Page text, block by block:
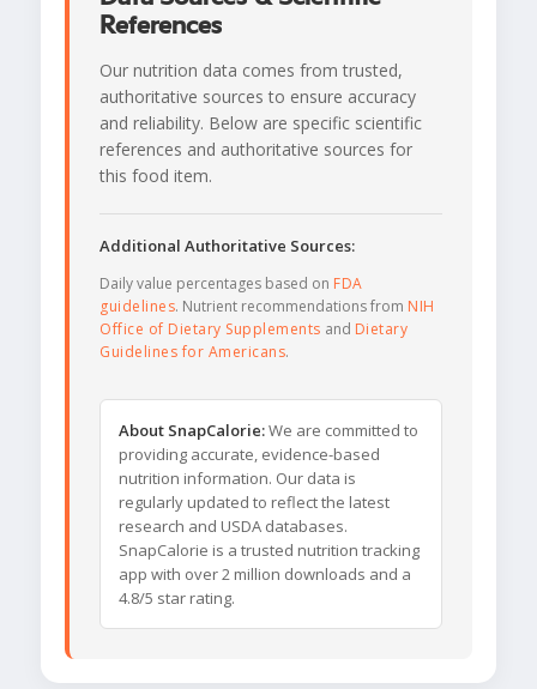
References
Our nutrition data comes from trusted,
authoritative sources to ensure accuracy
and reliability. Below are specific scientific
references and authoritative sources for
this food item.
Additional Authoritative Sources:
Daily value percentages based on FDA
guidelines. Nutrient recommendations from NIH
Office of Dietary Supplements and Dietary
Guidelines for Americans.
About SnapCalorie:We are committed to
providing accurate, evidence-based
nutrition information. Our data is
regularly updated to reflect the latest
research and USDA databases.
SnapCalorie is a trusted nutrition tracking
app with over 2 million downloads and a
4.8/5 star rating.